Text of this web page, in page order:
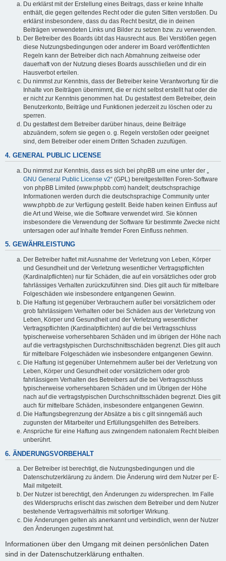
Du erklärst mit der Erstellung eines Beitrags, dass er keine Inhalte
enthält, die gegen geltendes Recht oder die guten Sitten verstoßen. Du
erklärst insbesondere, dass du das Recht besitzt, die in deinen
Beiträgen verwendeten Links und Bilder zu setzen bzw. zu verwenden.
Der Betreiber des Boards übt das Hausrecht aus. Bei Verstößen gegen
diese Nutzungsbedingungen oder anderer im Board veröffentlichten
Regeln kann der Betreiber dich nach Abmahnung zeitweise oder
dauerhaft von der Nutzung dieses Boards ausschließen und dir ein
Hausverbot erteilen.
Du nimmst zur Kenntnis, dass der Betreiber keine Verantwortung für die
Inhalte von Beiträgen übernimmt, die er nicht selbst erstellt hat oder die
er nicht zur Kenntnis genommen hat. Du gestattest dem Betreiber, dein
Benutzerkonto, Beiträge und Funktionen jederzeit zu löschen oder zu
sperren.
Du gestattest dem Betreiber darüber hinaus, deine Beiträge
abzuändern, sofern sie gegen o. g. Regeln verstoßen oder geeignet
sind, dem Betreiber oder einem Dritten Schaden zuzufügen.
4. GENERAL PUBLIC LICENSE
Du nimmst zur Kenntnis, dass es sich bei phpBB um eine unter der „
GNU General Public License v2“ (GPL) bereitgestellten Foren-Software
von phpBB Limited (www.phpbb.com) handelt; deutschsprachige
Informationen werden durch die deutschsprachige Community unter
www.phpbb.de zur Verfügung gestellt. Beide haben keinen Einfluss auf
die Art und Weise, wie die Software verwendet wird. Sie können
insbesondere die Verwendung der Software für bestimmte Zwecke nicht
untersagen oder auf Inhalte fremder Foren Einfluss nehmen.
5. GEWÄHRLEISTUNG
Der Betreiber haftet mit Ausnahme der Verletzung von Leben, Körper
und Gesundheit und der Verletzung wesentlicher Vertragspflichten
(Kardinalpflichten) nur für Schäden, die auf ein vorsätzliches oder grob
fahrlässiges Verhalten zurückzuführen sind. Dies gilt auch für mittelbare
Folgeschäden wie insbesondere entgangenen Gewinn.
Die Haftung ist gegenüber Verbrauchern außer bei vorsätzlichem oder
grob fahrlässigem Verhalten oder bei Schäden aus der Verletzung von
Leben, Körper und Gesundheit und der Verletzung wesentlicher
Vertragspflichten (Kardinalpflichten) auf die bei Vertragsschluss
typischerweise vorhersehbaren Schäden und im übrigen der Höhe nach
auf die vertragstypischen Durchschnittsschäden begrenzt. Dies gilt auch
für mittelbare Folgeschäden wie insbesondere entgangenen Gewinn.
Die Haftung ist gegenüber Unternehmern außer bei der Verletzung von
Leben, Körper und Gesundheit oder vorsätzlichem oder grob
fahrlässigem Verhalten des Betreibers auf die bei Vertragsschluss
typischerweise vorhersehbaren Schäden und im Übrigen der Höhe
nach auf die vertragstypischen Durchschnittsschäden begrenzt. Dies gilt
auch für mittelbare Schäden, insbesondere entgangenen Gewinn.
Die Haftungsbegrenzung der Absätze a bis c gilt sinngemäß auch
zugunsten der Mitarbeiter und Erfüllungsgehilfen des Betreibers.
Ansprüche für eine Haftung aus zwingendem nationalem Recht bleiben
unberührt.
6. ÄNDERUNGSVORBEHALT
Der Betreiber ist berechtigt, die Nutzungsbedingungen und die
Datenschutzerklärung zu ändern. Die Änderung wird dem Nutzer per E-
Mail mitgeteilt.
Der Nutzer ist berechtigt, den Änderungen zu widersprechen. Im Falle
des Widerspruchs erlischt das zwischen dem Betreiber und dem Nutzer
bestehende Vertragsverhältnis mit sofortiger Wirkung.
Die Änderungen gelten als anerkannt und verbindlich, wenn der Nutzer
den Änderungen zugestimmt hat.
Informationen über den Umgang mit deinen persönlichen Daten
sind in der Datenschutzerklärung enthalten.